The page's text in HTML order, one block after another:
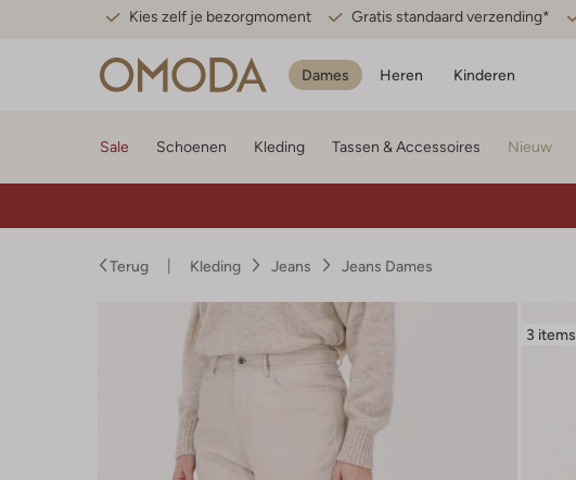
Kies zelf je bezorgmoment Gratis standaard verzending*
Dames Heren Kinderen
Sale Schoenen Kleding Tassen & Accessoires Nieuw
Terug Kleding Jeans Jeans Dames
3 items